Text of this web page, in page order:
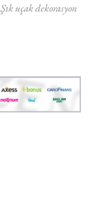
Şık uçak dekorasyon